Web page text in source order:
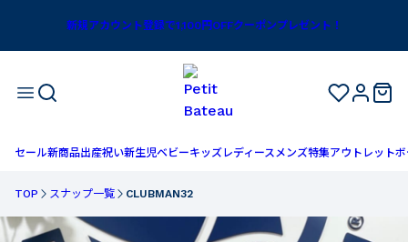
新規アカウント登録で1,100円OFFクーポンプレゼント！
セール新商品出産祝い新生児ベビーキッズ レディースメンズ特集アウトレットボ
TOP スナップ一覧 CLUBMAN32